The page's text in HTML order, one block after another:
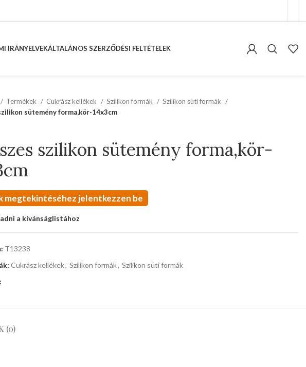
IRÁNYELVEKÁLTALÁNOS SZERZŐDÉSI FELTÉTELEK
Termékek Cukrász kellékek Szilikon formák
Szilikon süti formák
sütemény forma,kör-14x3cm
szilikon sütemény forma,kör-
megtekintéséhez jelentkezzen be
a kívánságlistához
T13238
Cukrász kellékek, Szilikon formák, Szilikon süti formák
(0)